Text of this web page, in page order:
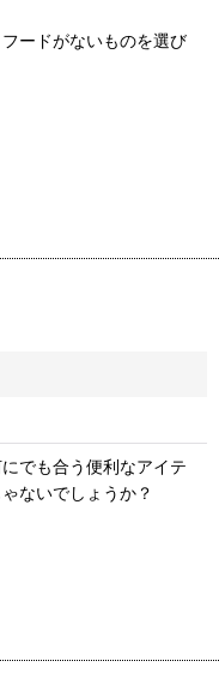
ードがないものを選び
いです！また可愛いお
でも合う便利なアイテ
ないでしょうか？